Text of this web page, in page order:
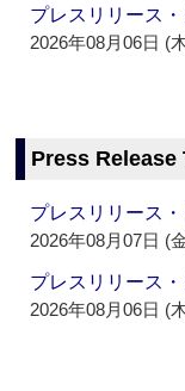
プレスリリース
2026年08月06日 (
Press Release
プレスリリース
2026年08月07日 (
プレスリリース
2026年08月06日 (